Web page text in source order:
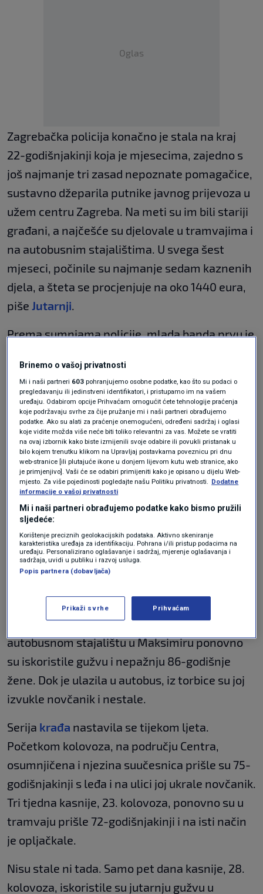
Oglas
Zagrebačka policija konačno je stala na kraj
22-godišnjakinji koja je mjesecima, zajedno s
još najmanje tri zasad nepoznate pomagačice,
sustavno džeparila putnike javnog prijevoza u
užem centru Zagreba. Na meti su im bili stariji
građani, a najčešće su djelovale u tramvajima i
na autobusnim stajalištima. U svega šest
mjeseci, počinile su najmanje sedam kaznenih
djela, a šteta se procjenjuje na oko 1440 eura,
piše Jutarnji.
Prema sumnjama policije, mlada banda prvu je
Medveščaku. Dok je vozilo išlo prema Trgu
bana Jelačića, prišle su 69-godišnjoj putnici i iz
ruksaka joj izvukle novčanik s novcem,
karticama i dokumentima. Nedugo zatim, 22-
godišnjakinja je otuđenom karticom pokušala
podići novac na bankomatu, no transakcija nije
prošla.
Neobična krađa na istoku Hrvatske:
s ulaza u trgovački centar
VIJESTI|2. lis.
Serija krađa tijekom ljeta
Nekoliko dana kasnije, oko 10 sati ujutro, na
autobusnom stajalištu u Maksimiru ponovno
su iskoristile gužvu i nepažnju 86-godišnje
žene. Dok je ulazila u autobus, iz torbice su joj
izvukle novčanik i nestale.
Serija krađa nastavila se tijekom ljeta.
Početkom kolovoza, na području Centra,
osumnjičena i njezina suučesnica prišle su 75-
godišnjakinji s leđa i na ulici joj ukrale novčanik.
Tri tjedna kasnije, 23. kolovoza, ponovno su u
tramvaju prišle 72-godišnjakinji i na isti način
je opljačkale.
Nisu stale ni tada. Samo pet dana kasnije, 28.
kolovoza, iskoristile su jutarnju gužvu u
Brinemo o vašoj privatnosti
Mi i naši partneri 603 pohranjujemo osobne podatke, kao što su podaci o
pregledavanju ili jedinstveni identifikatori, i pristupamo im na vašem
uređaju. Odabirom opcije Prihvaćam omogućit ćete tehnologije praćenja
koje podržavaju svrhe za čije pružanje mi i naši partneri obrađujemo
podatke. Ako su alati za praćenje onemogućeni, određeni sadržaj i oglasi
koje vidite možda više neće biti toliko relevantni za vas. Možete se vratiti
na ovaj izbornik kako biste izmijenili svoje odabire ili povukli pristanak u
bilo kojem trenutku klikom na Upravljaj postavkama poveznicu pri dnu
web-stranice [ili plutajuće ikone u donjem lijevom kutu web stranice, ako
je primjenjivo]. Vaši će se odabiri primijeniti kako je opisano u dijelu Web-
mjesto. Za više pojedinosti pogledajte našu Politiku privatnosti. Dodatne
informacije o vašoj privatnosti
Mi i naši partneri obrađujemo podatke kako bismo pružili
sljedeće:
Korištenje preciznih geolokacijskih podataka. Aktivno skeniranje
karakteristika uređaja za identifikaciju. Pohrana i/ili pristup podacima na
uređaju. Personalizirano oglašavanje i sadržaj, mjerenje oglašavanja i
sadržaja, uvidi u publiku i razvoj usluga.
Popis partnera (dobavljača)
Prikaži svrhe Prihvaćam